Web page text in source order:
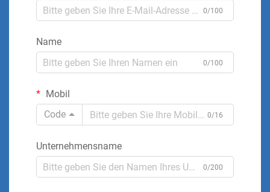
0/100
Name
0/100
Mobil
Code
0/16
Unternehmensname
0/200